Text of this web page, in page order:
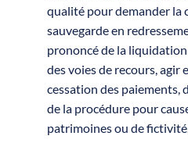
qualité pour demander la
sauvegarde en
prononcé de la
des voies de recours, agir
cessation des paiements,
de la procédure pour
patrimoines ou de